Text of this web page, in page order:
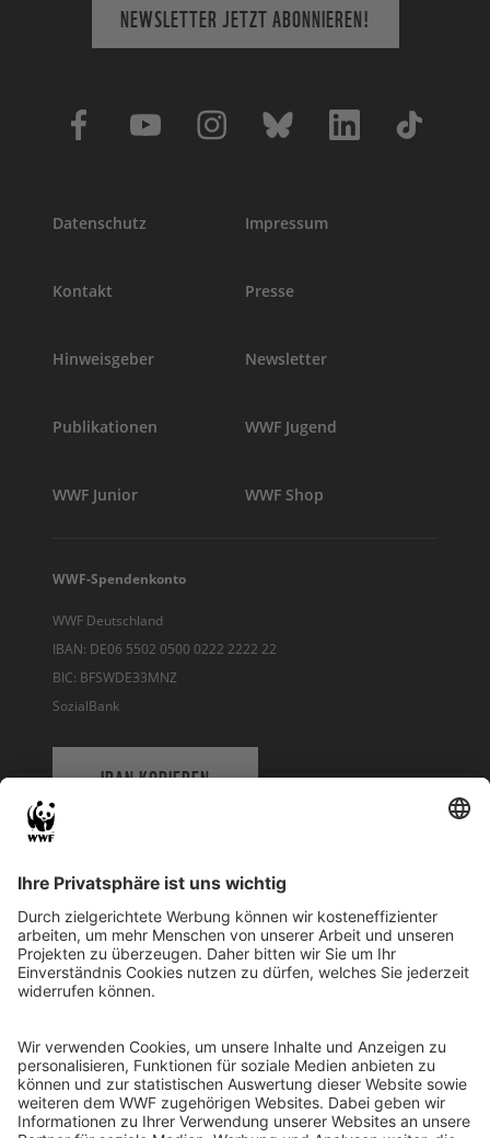
NEWSLETTER JETZT ABONNIEREN!
Datenschutz Impressum
Kontakt Presse
Hinweisgeber Newsletter
Publikationen WWF Jugend
WWF Junior WWF Shop
WWF-Spendenkonto
WWF Deutschland
IBAN: DE06 5502 0500 0222 2222 22
BIC: BFSWDE33MNZ
SozialBank
IBAN KOPIEREN
WWF Deutschland
Reinhardtstr. 18
10117 Berlin
Ihre Spende kann steuerlich geltend gemacht werden
Registriert als Stiftung WWF Deutschland, Senatsverwaltung für
Justiz Berlin, Az: 3416/976/2